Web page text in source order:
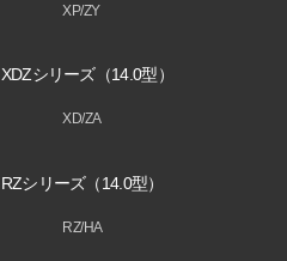
XP/ZY
XDZシリーズ（14.0型）
XD/ZA
RZシリーズ（14.0型）
RZ/HA